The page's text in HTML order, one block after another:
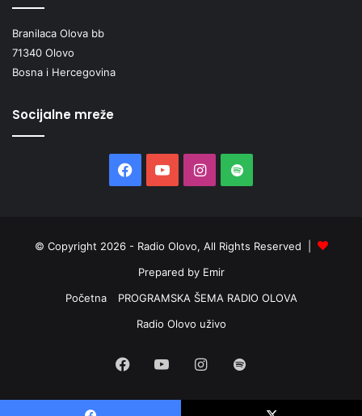
Branilaca Olova bb
71340 Olovo
Bosna i Hercegovina
Socijalne mreže
Facebook
YouTubeInstagram
Spotify
© Copyright 2026 - Radio Olovo, All Rights Reserved |
Prepared by Emir
Početna
PROGRAMSKA ŠEMA RADIO OLOVA
Radio Olovo uživo
Facebook
YouTubeInstagram
Spotify